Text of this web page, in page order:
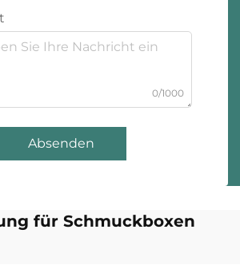
0/1000
Absenden
für Schmuckboxen